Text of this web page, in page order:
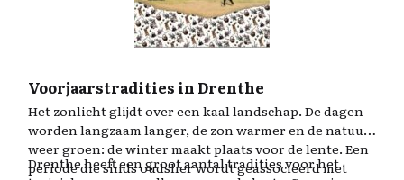
Voorjaarstradities in Drenthe
Het zonlicht glijdt over een kaal landschap. De dagen
worden langzaam langer, de zon warmer en de natuur
weer groen: de winter maakt plaats voor de lente. Een
periode die sinds oudsher wordt geassocieerd met
Drenthe heeft een groot aantal tradities voor het